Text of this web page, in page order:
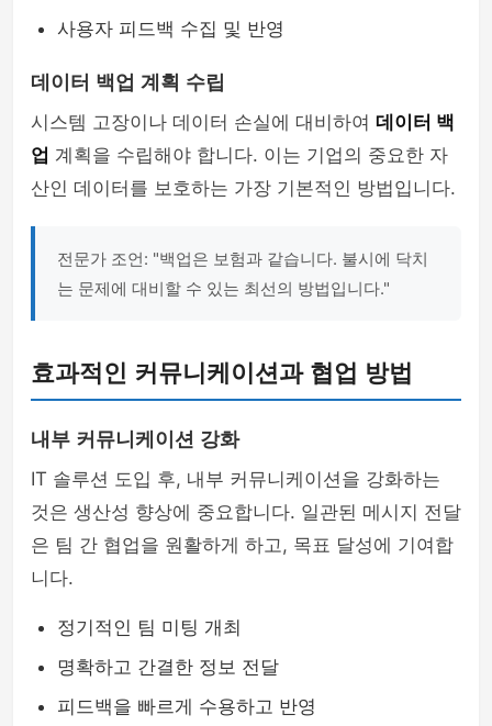
사용자 피드백 수집 및 반영
데이터 백업 계획 수립
시스템 고장이나 데이터 손실에 대비하여 데이터 백
업 계획을 수립해야 합니다. 이는 기업의 중요한 자
산인 데이터를 보호하는 가장 기본적인 방법입니다.
전문가 조언: "백업은 보험과 같습니다. 불시에 닥치
는 문제에 대비할 수 있는 최선의 방법입니다."
효과적인 커뮤니케이션과 협업 방법
내부 커뮤니케이션 강화
IT 솔루션 도입 후, 내부 커뮤니케이션을 강화하는
것은 생산성 향상에 중요합니다. 일관된 메시지 전달
은 팀 간 협업을 원활하게 하고, 목표 달성에 기여합
니다.
정기적인 팀 미팅 개최
명확하고 간결한 정보 전달
피드백을 빠르게 수용하고 반영